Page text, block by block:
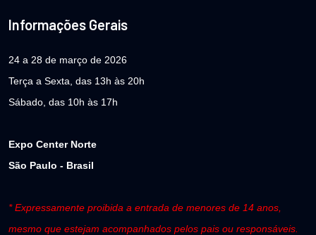
Informações Gerais
24 a 28 de março de 2026
Terça a Sexta, das 13h às 20h
Sábado, das 10h às 17h
Expo Center Norte
São Paulo - Brasil
* Expressamente proibida a entrada de menores de 14 anos,
mesmo que estejam acompanhados pelos pais ou responsáveis.